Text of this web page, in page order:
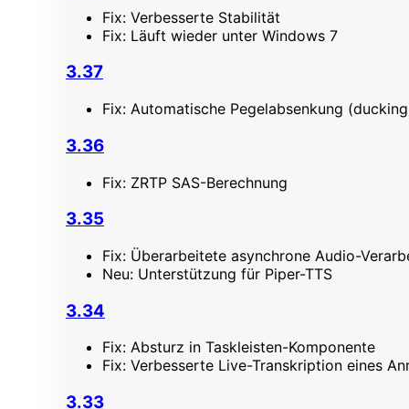
Fix: Verbesserte Stabilität
Fix: Läuft wieder unter Windows 7
3.37
Fix: Automatische Pegelabsenkung
3.36
Fix: ZRTP SAS-Berechnung
3.35
Fix: Überarbeitete asynchrone Audio-
Neu: Unterstützung für Piper-TTS
3.34
Fix: Absturz in Taskleisten-Komponente
Fix: Verbesserte Live-Transkription eines
3.33